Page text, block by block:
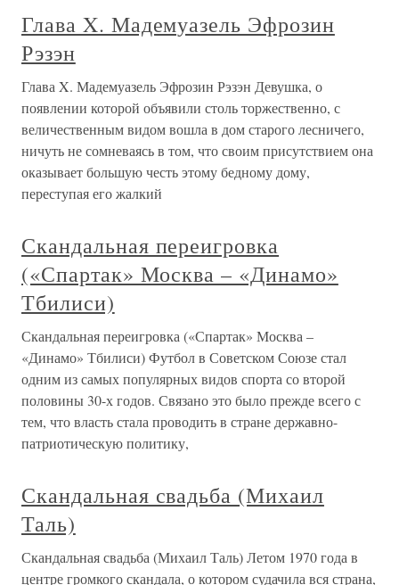
Глава X. Мадемуазель Эфрозин
Рэзэн
Глава X. Мадемуазель Эфрозин Рэзэн Девушка, о
появлении которой объявили столь торжественно, с
величественным видом вошла в дом старого лесничего,
ничуть не сомневаясь в том, что своим присутствием она
оказывает большую честь этому бедному дому,
переступая его жалкий
Скандальная переигровка
(«Спартак» Москва – «Динамо»
Тбилиси)
Скандальная переигровка («Спартак» Москва –
«Динамо» Тбилиси) Футбол в Советском Союзе стал
одним из самых популярных видов спорта со второй
половины 30-х годов. Связано это было прежде всего с
тем, что власть стала проводить в стране державно-
патриотическую политику,
Скандальная свадьба (Михаил
Таль)
Скандальная свадьба (Михаил Таль) Летом 1970 года в
центре громкого скандала, о котором судачила вся страна,